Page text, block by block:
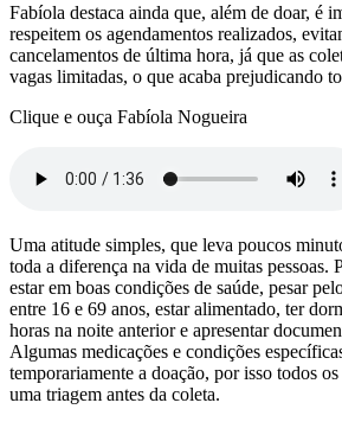
Fabíola destaca ainda que, além de doar, é
respeitem os agendamentos realizados,
cancelamentos de última hora, já que as
vagas limitadas, o que acaba prejudicando
Clique e ouça Fabíola Nogueira
Uma atitude simples, que leva poucos
toda a diferença na vida de muitas pessoas.
estar em boas condições de saúde, pesar
entre 16 e 69 anos, estar alimentado, ter
horas na noite anterior e apresentar
Algumas medicações e condições
temporariamente a doação, por isso todos
uma triagem antes da coleta.